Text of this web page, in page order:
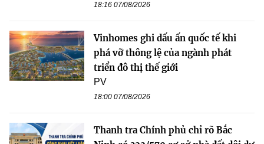
18:16 07/08/2026
Vinhomes ghi dấu ấn quốc tế khi
phá vỡ thông lệ của ngành phát
triển đô thị thế giới
PV
18:00 07/08/2026
Thanh tra Chính phủ chỉ rõ Bắc